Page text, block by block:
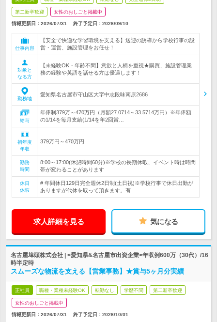
第二新卒歓迎 女性のおしごと掲載中
情報更新日：2026/07/31 終了予定日： 2026/09/10
仕事内容
【安全で快適な学習環境を支える】送迎の誘導から学校行事の設
営・運営、施設管理をお任せ！
対象と
なる方
【未経験OK・年齢不問】意欲と人柄を重視★購買、施設管理業
務の経験や英語を話せる方は優遇します！
勤務地
愛知県名古屋市守山区大字中志段味南原2686
給与
年俸制379万～470万円（月額27.0714～33.5714万円）※年俸額
の1/14を毎月支給(1/14を年2回賞…
初年度
年収
379万円～470万円
勤務
時間
8:00～17:00(休憩時間60分)※学校の長期休暇、イベント時は時間
帯が変わることがあります
休日
休暇
# 年間休日129日完全週休2日制(土日祝)※学校行事で休日出勤が
ありますが代休を取って頂きます。有…
求人詳細を見る 気になる
名古屋埠頭株式会社 | <愛知県&名古屋市出資企業>年収例600万（30代）/16
時半定時
スムーズな物流を支える【営業事務】★賞与5ヶ月分実績
正社員 職種・業種未経験OK 転勤なし 学歴不問 第二新卒歓迎
女性のおしごと掲載中
情報更新日：2026/07/31 終了予定日： 2026/10/01